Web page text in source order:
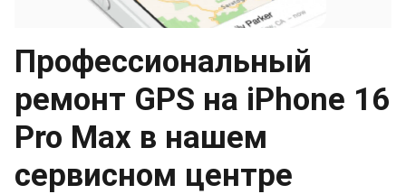
Профессиональный
ремонт GPS на iPhone 16
Pro Max в нашем
сервисном центре